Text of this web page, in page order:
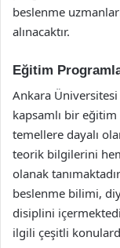
beslenme
alınacaktır.
Eğitim
Ankara
kapsamlı bir
temellere dayalı
teorik bilgilerini
olanak
beslenme bilimi,
disiplini
ilgili çeşitli